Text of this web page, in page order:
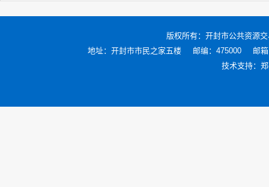
版权所有： 开封市公共资源
地址：开封市市民之家五楼
邮编：475000
邮
技术支持：